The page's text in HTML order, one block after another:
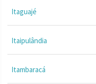
Itaguajé
Itaipulândia
Itambaracá